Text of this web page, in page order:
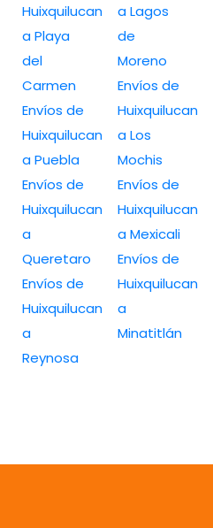
Huixquilucan
a Playa
del
Carmen
Envíos de
Huixquilucan
a Puebla
Envíos de
Huixquilucan
a
Queretaro
Envíos de
Huixquilucan
a
Reynosa
a Lagos
de
Moreno
Envíos de
Huixquilucan
a Los
Mochis
Envíos de
Huixquilucan
a Mexicali
Envíos de
Huixquilucan
a
Minatitlán